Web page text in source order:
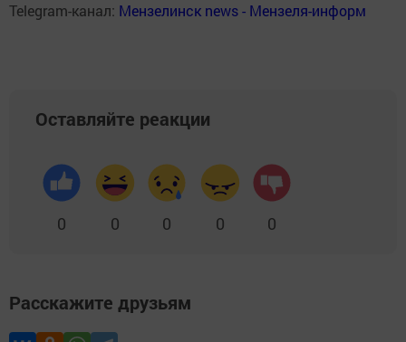
Telegram-канал: Мензелинск news - Мензеля-информ
Оставляйте реакции
0 0 0 0 0
Расскажите друзьям